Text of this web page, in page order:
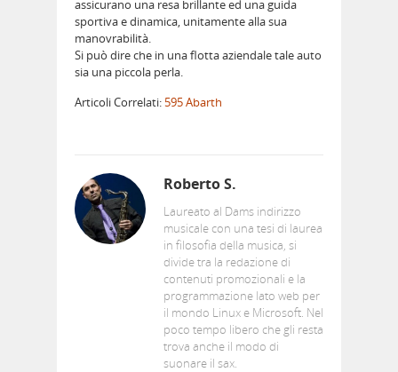
assicurano una resa brillante ed una guida
sportiva e dinamica, unitamente alla sua
manovrabilità.
Si può dire che in una flotta aziendale tale auto
sia una piccola perla.
Articoli Correlati: 595 Abarth
Roberto S.
Laureato al Dams indirizzo
musicale con una tesi di laurea
in filosofia della musica, si
divide tra la redazione di
contenuti promozionali e la
programmazione lato web per
il mondo Linux e Microsoft. Nel
poco tempo libero che gli resta
trova anche il modo di
suonare il sax.